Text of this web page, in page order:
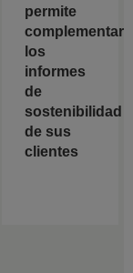
permite
complementar
los
informes
de
sostenibilidad
de sus
clientes